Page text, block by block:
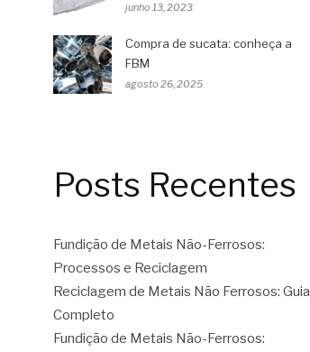
junho 13, 2023
Compra de sucata: conheça a
FBM
agosto 26, 2025
Posts Recentes
Fundição de Metais Não-Ferrosos:
Processos e Reciclagem
Reciclagem de Metais Não Ferrosos: Guia
Completo
Fundição de Metais Não-Ferrosos: